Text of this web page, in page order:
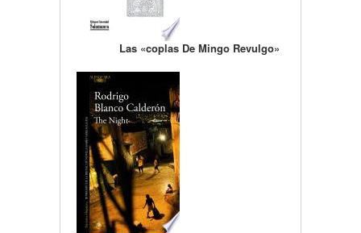
Las «coplas De Mingo Revulgo»